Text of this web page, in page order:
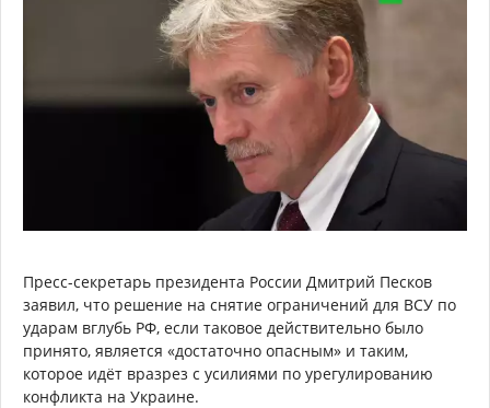
Пресс-секретарь президента России Дмитрий Песков
заявил, что решение на снятие ограничений для ВСУ по
ударам вглубь РФ, если таковое действительно было
принято, является «достаточно опасным» и таким,
которое идёт вразрез с усилиями по урегулированию
конфликта на Украине.